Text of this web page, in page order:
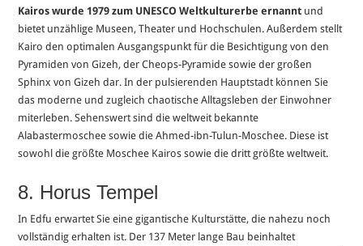
Kairos wurde 1979 zum UNESCO Weltkulturerbe ernannt und
bietet unzählige Museen, Theater und Hochschulen. Außerdem stellt
Kairo den optimalen Ausgangspunkt für die Besichtigung von den
Pyramiden von Gizeh, der Cheops-Pyramide sowie der großen
Sphinx von Gizeh dar. In der pulsierenden Hauptstadt können Sie
das moderne und zugleich chaotische Alltagsleben der Einwohner
miterleben. Sehenswert sind die weltweit bekannte
Alabastermoschee sowie die Ahmed-ibn-Tulun-Moschee. Diese ist
sowohl die größte Moschee Kairos sowie die dritt größte weltweit.
8. Horus Tempel
In Edfu erwartet Sie eine gigantische Kulturstätte, die nahezu noch
vollständig erhalten ist. Der 137 Meter lange Bau beinhaltet